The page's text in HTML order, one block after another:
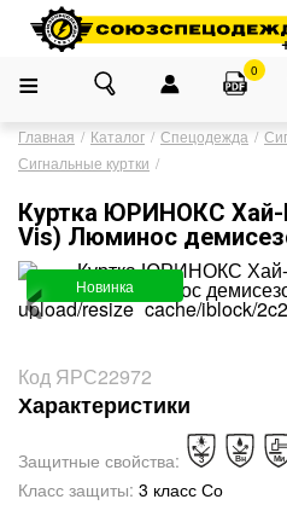
Адреса магазинов
0
Главная Каталог Спецодежда
Сигнальные куртки
Куртка ЮРИНОКС Хай-
Vis) Люминос
Новинка
‹
Код ЯРС22972
Характеристики
Защитные свойства:
Класс защиты: 3 класс Со